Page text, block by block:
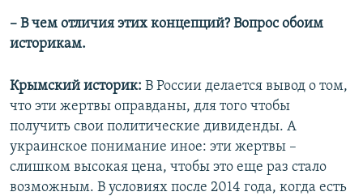
– В чем отличия этих концепций? Вопрос обоим
историкам.
Крымский историк: В России делается вывод о том,
что эти жертвы оправданы, для того чтобы
получить свои политические дивиденды. А
украинское понимание иное: эти жертвы –
слишком высокая цена, чтобы это еще раз стало
возможным. В условиях после 2014 года, когда есть